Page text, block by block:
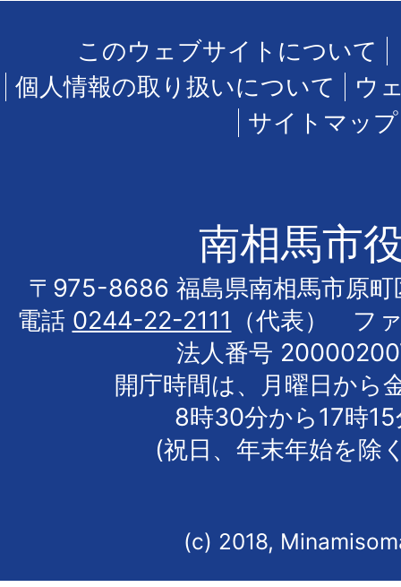
このウェブサイトについて
個人情報の取り扱いについて
ウ
サイトマップ
南相馬市
〒975-8686 福島県南相馬市原町
電話 0244-22-2111
（代表） フ
法人番号
開庁時間は、月曜日から
8時30分から17時
(祝日、年末年始を除
(c) 2018,